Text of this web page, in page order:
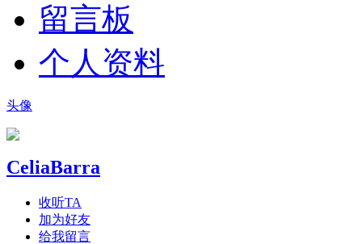
留言板
个人资料
头像
CeliaBarra
收听TA
加为好友
给我留言